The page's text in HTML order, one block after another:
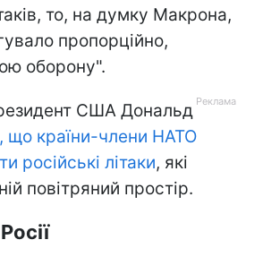
то, на думку Макрона,
пропорційно,
оборону".
США Дональд
що країни-члени НАТО
російські літаки, які
повітряний простір.